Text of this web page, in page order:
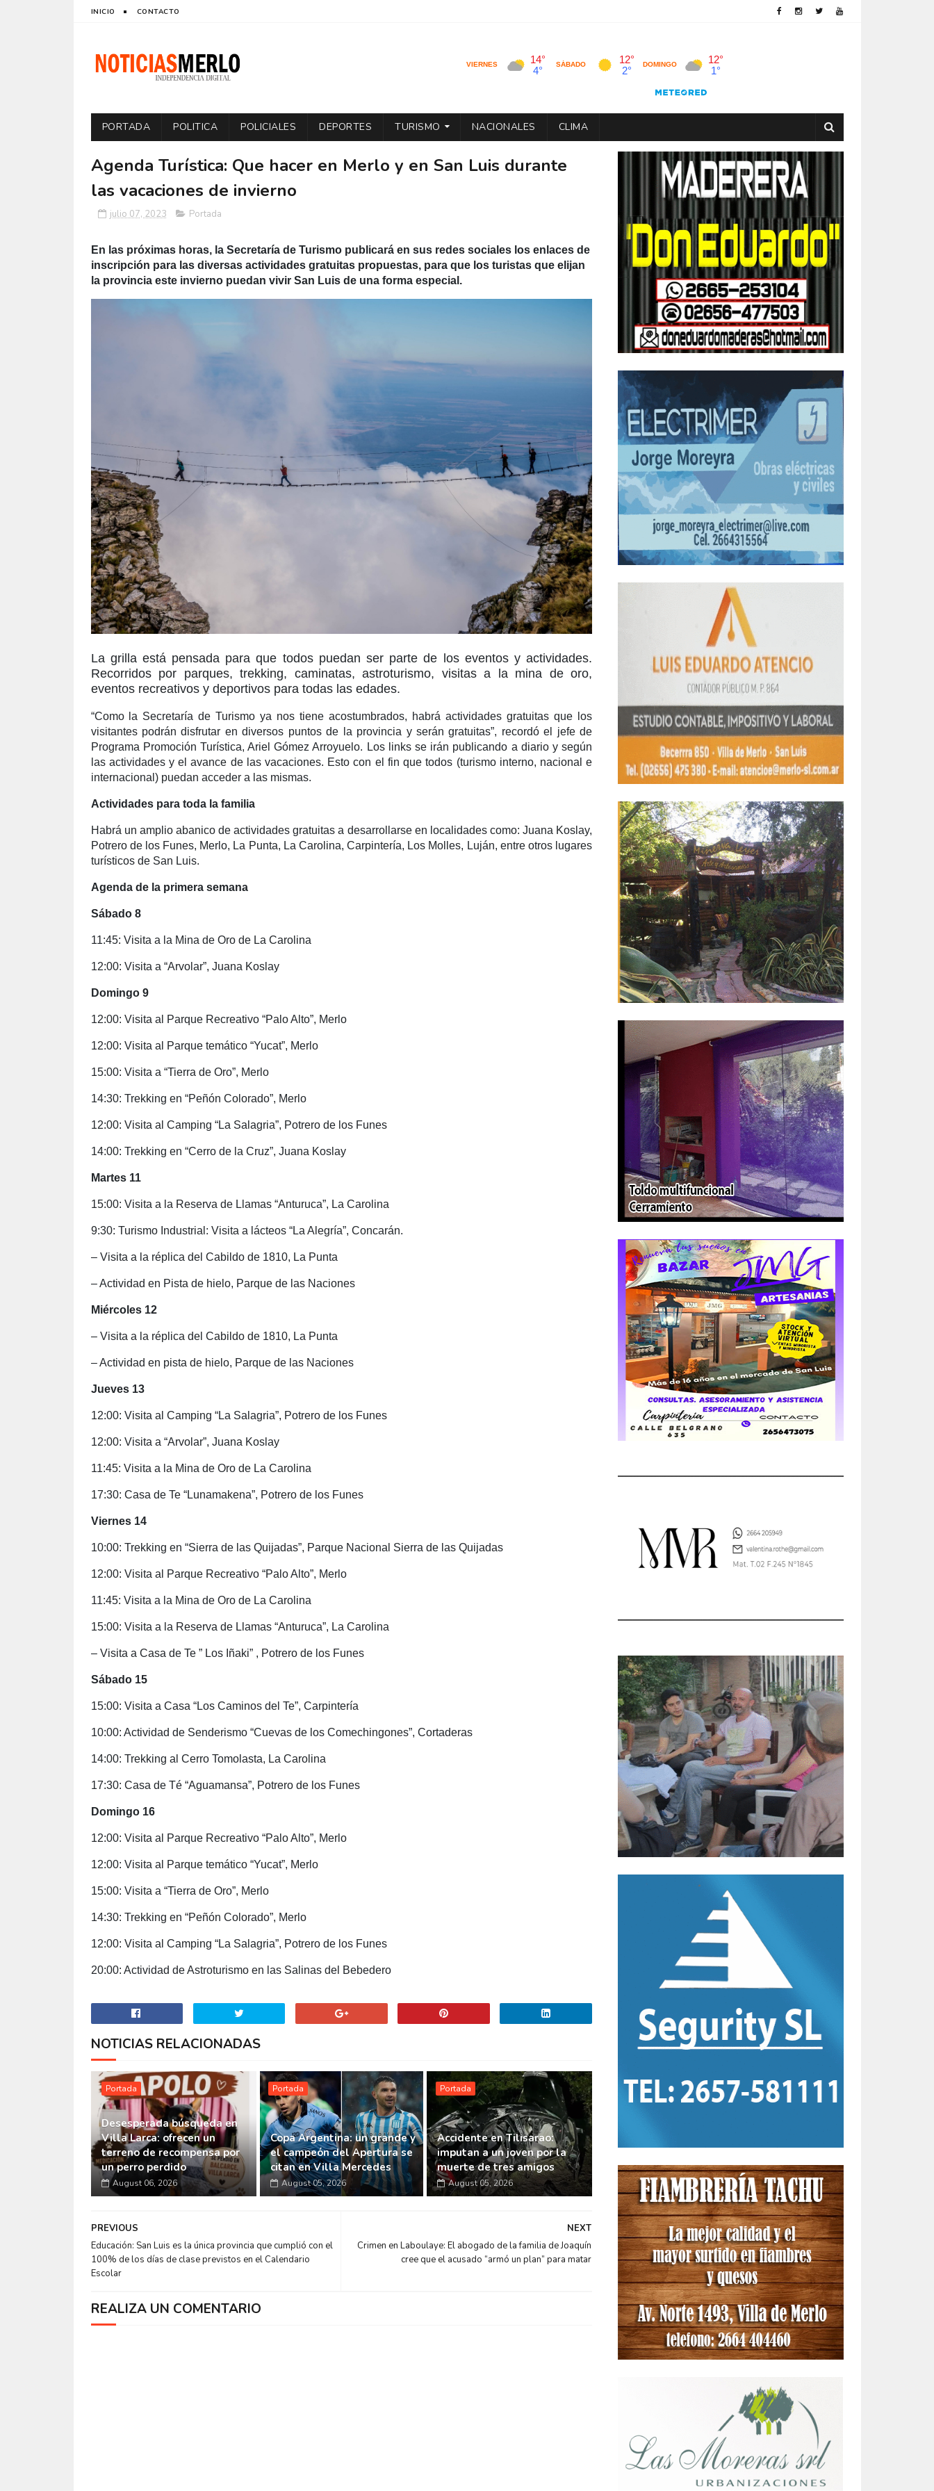
INICIO CONTACTO
PORTADA POLITICA POLICIALES DEPORTES TURISMO NACIONALES CLIMA
Agenda Turística: Que hacer en Merlo y en San Luis durante
las vacaciones de invierno
julio 07, 2023 Portada
En las próximas horas, la Secretaría de Turismo publicará en sus redes sociales los enlaces de
inscripción para las diversas actividades gratuitas propuestas, para que los turistas que elijan
la provincia este invierno puedan vivir San Luis de una forma especial.
La grilla está pensada para que todos puedan ser parte de los eventos y actividades.
Recorridos por parques, trekking, caminatas, astroturismo, visitas a la mina de oro,
eventos recreativos y deportivos para todas las edades.
“Como la Secretaría de Turismo ya nos tiene acostumbrados, habrá actividades gratuitas que los
visitantes podrán disfrutar en diversos puntos de la provincia y serán gratuitas”, recordó el jefe de
Programa Promoción Turística, Ariel Gómez Arroyuelo. Los links se irán publicando a diario y según
las actividades y el avance de las vacaciones. Esto con el fin que todos (turismo interno, nacional e
internacional) puedan acceder a las mismas.
Actividades para toda la familia
Habrá un amplio abanico de actividades gratuitas a desarrollarse en localidades como: Juana Koslay,
Potrero de los Funes, Merlo, La Punta, La Carolina, Carpintería, Los Molles, Luján, entre otros lugares
turísticos de San Luis.
Agenda de la primera semana
Sábado 8
11:45: Visita a la Mina de Oro de La Carolina
12:00: Visita a “Arvolar”, Juana Koslay
Domingo 9
12:00: Visita al Parque Recreativo “Palo Alto”, Merlo
12:00: Visita al Parque temático “Yucat”, Merlo
15:00: Visita a “Tierra de Oro”, Merlo
14:30: Trekking en “Peñón Colorado”, Merlo
12:00: Visita al Camping “La Salagria”, Potrero de los Funes
14:00: Trekking en “Cerro de la Cruz”, Juana Koslay
Martes 11
15:00: Visita a la Reserva de Llamas “Anturuca”, La Carolina
9:30: Turismo Industrial: Visita a lácteos “La Alegría”, Concarán.
– Visita a la réplica del Cabildo de 1810, La Punta
– Actividad en Pista de hielo, Parque de las Naciones
Miércoles 12
– Visita a la réplica del Cabildo de 1810, La Punta
– Actividad en pista de hielo, Parque de las Naciones
Jueves 13
12:00: Visita al Camping “La Salagria”, Potrero de los Funes
12:00: Visita a “Arvolar”, Juana Koslay
11:45: Visita a la Mina de Oro de La Carolina
17:30: Casa de Te “Lunamakena”, Potrero de los Funes
Viernes 14
10:00: Trekking en “Sierra de las Quijadas”, Parque Nacional Sierra de las Quijadas
12:00: Visita al Parque Recreativo “Palo Alto”, Merlo
11:45: Visita a la Mina de Oro de La Carolina
15:00: Visita a la Reserva de Llamas “Anturuca”, La Carolina
– Visita a Casa de Te ” Los Iñaki” , Potrero de los Funes
Sábado 15
15:00: Visita a Casa “Los Caminos del Te”, Carpintería
10:00: Actividad de Senderismo “Cuevas de los Comechingones”, Cortaderas
14:00: Trekking al Cerro Tomolasta, La Carolina
17:30: Casa de Té “Aguamansa”, Potrero de los Funes
Domingo 16
12:00: Visita al Parque Recreativo “Palo Alto”, Merlo
12:00: Visita al Parque temático “Yucat”, Merlo
15:00: Visita a “Tierra de Oro”, Merlo
14:30: Trekking en “Peñón Colorado”, Merlo
12:00: Visita al Camping “La Salagria”, Potrero de los Funes
20:00: Actividad de Astroturismo en las Salinas del Bebedero
NOTICIAS RELACIONADAS
Portada
Desesperada búsqueda en
Villa Larca: ofrecen un
terreno de recompensa por
un perro perdido
August 06, 2026
Portada
Copa Argentina: un grande y
el campeón del Apertura se
citan en Villa Mercedes
August 05, 2026
Portada
Accidente en Tilisarao:
imputan a un joven por la
muerte de tres amigos
August 05, 2026
NEXT
Crimen en Laboulaye: El abogado de la familia de Joaquín
cree que el acusado “armó un plan” para matar
PREVIOUS
Educación: San Luis es la única provincia que cumplió con el
100% de los días de clase previstos en el Calendario
Escolar
REALIZA UN COMENTARIO